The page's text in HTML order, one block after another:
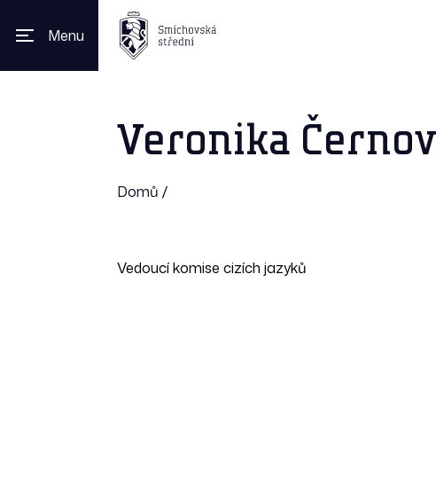
Menu
Veronika
Domů /
Vedoucí komise cizích jazyků